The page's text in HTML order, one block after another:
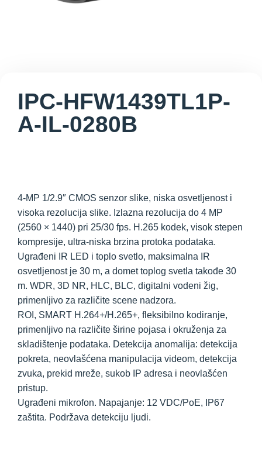
IPC-HFW1439TL1P-
A-IL-0280B
4-MP 1/2.9″ CMOS senzor slike, niska osvetljenost i
visoka rezolucija slike. Izlazna rezolucija do 4 MP
(2560 × 1440) pri 25/30 fps. H.265 kodek, visok stepen
kompresije, ultra-niska brzina protoka podataka.
Ugrađeni IR LED i toplo svetlo, maksimalna IR
osvetljenost je 30 m, a domet toplog svetla takođe 30
m. WDR, 3D NR, HLC, BLC, digitalni vodeni žig,
primenljivo za različite scene nadzora.
ROI, SMART H.264+/H.265+, fleksibilno kodiranje,
primenljivo na različite širine pojasa i okruženja za
skladištenje podataka. Detekcija anomalija: detekcija
pokreta, neovlašćena manipulacija videom, detekcija
zvuka, prekid mreže, sukob IP adresa i neovlašćen
pristup.
Ugrađeni mikrofon. Napajanje: 12 VDC/PoE, IP67
zaštita. Podržava detekciju ljudi.